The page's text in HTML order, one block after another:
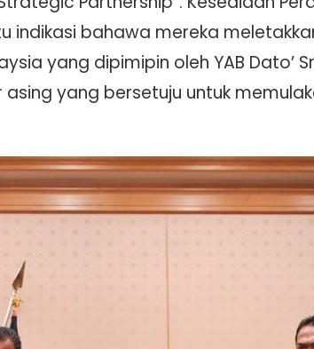
indikasi bahawa mereka
yang dipimipin oleh YAB Dato’
yang bersetuju untuk